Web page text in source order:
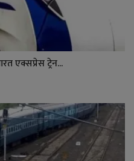
एक्सप्रेस ट्रेन...